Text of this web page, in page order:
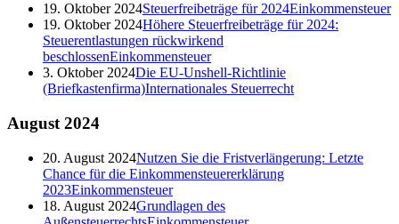
19. Oktober 2024Steuerfreibeträge für 2024Einkommensteuer
19. Oktober 2024Höhere Steuerfreibeträge für 2024:
Steuerentlastungen rückwirkend
beschlossenEinkommensteuer
3. Oktober 2024Die EU-Unshell-Richtlinie
(Briefkastenfirma)Internationales Steuerrecht
August 2024
20. August 2024Nutzen Sie die Fristverlängerung: Letzte
Chance für die Einkommensteuererklärung
2023Einkommensteuer
18. August 2024Grundlagen des